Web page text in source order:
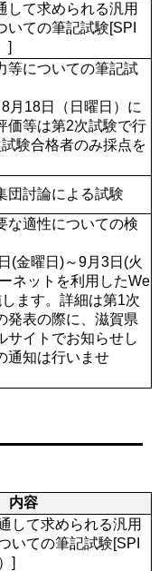
して求められる汎用
いての筆記試験[SPI
]
等についての筆記試
月18日（日曜日）に
価等は第2次試験で行
験合格者のみ採点を
団討論による試験
な適性についての検
(金曜日)～9月3日(火
ネットを利用したWe
ます。詳細は第1次
発表の際に、滋賀県
サイトでお知らせし
通知は行いませ
内容
して求められる汎用
いての筆記試験[SPI
]